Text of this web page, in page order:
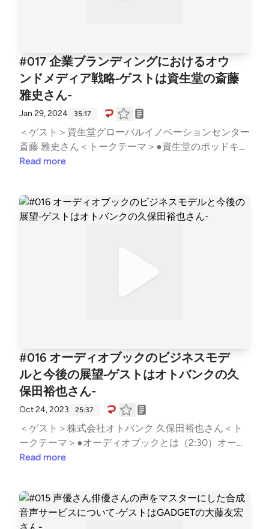
#017 企業ブランディングにおけるオウ
ンドメディア戦略‐ゲストは資生堂の斎藤
雅史さん-
Jan 29, 2024 35:17
＜ゲスト＞資生堂グローバルイノベーションセンター
斎藤 雅史さん＜トークテーマ＞●資生堂のポッドキャ
スト番組について（5:25）「美のひらめきと出会う場
2）オウンドメディアをはじめた理由音声メディアで
あるポッドキャストを選んだ理由●ポッドキャストの
企業のポッドキャスト番組をうまく運営する秘訣＜関
連リンク＞【資生堂グローバルイノベーションセンタ
と出会う場所～資生堂S/PARK～ (note)https://note.c
om/spark_radio/美のひらめきと出会う場所～資生堂
S/PARK～ (Apple Podcast)https://podcasts.apple.co
m/us/podcast/id1590160139＜Twitterハッシュタグ＞
#ミミヨリ＜音マーケティング (note)＞https://note.c
om/d2cradmimi/See Privacy Policy at https://art19.co
m/privacy and California Privacy Notice at https://art1
9.com/privacy#do-not-sell-my-info.
Read more
#016 オーディオブックのビジネスモデ
ルと今後の展望‐ゲストはオトバンクの久
保田裕也さん-
Oct 24, 2023 25:37
＜ゲスト＞株式会社オトバンク 久保田裕也さん＜ト
ークテーマ＞●オーディオブックとは（2:30）オーデ
ィオブックの市場概況サービスのリニューアル（買い
る際のこだわり●テキストを音声化することのメリッ
ト（11:50）書籍の音声化という領域を切り開いた当
Read more